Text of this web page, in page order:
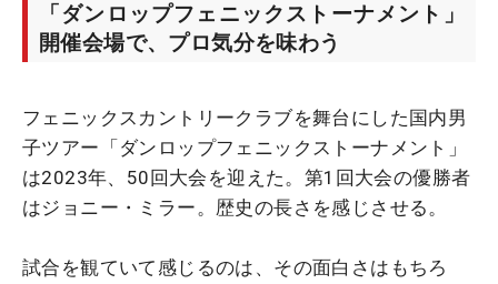
「ダンロップフェニックストーナメント」
開催会場で、プロ気分を味わう
フェニックスカントリークラブを舞台にした国内男
子ツアー「ダンロップフェニックストーナメント」
は2023年、50回大会を迎えた。第1回大会の優勝者
はジョニー・ミラー。歴史の長さを感じさせる。
試合を観ていて感じるのは、その面白さはもちろ